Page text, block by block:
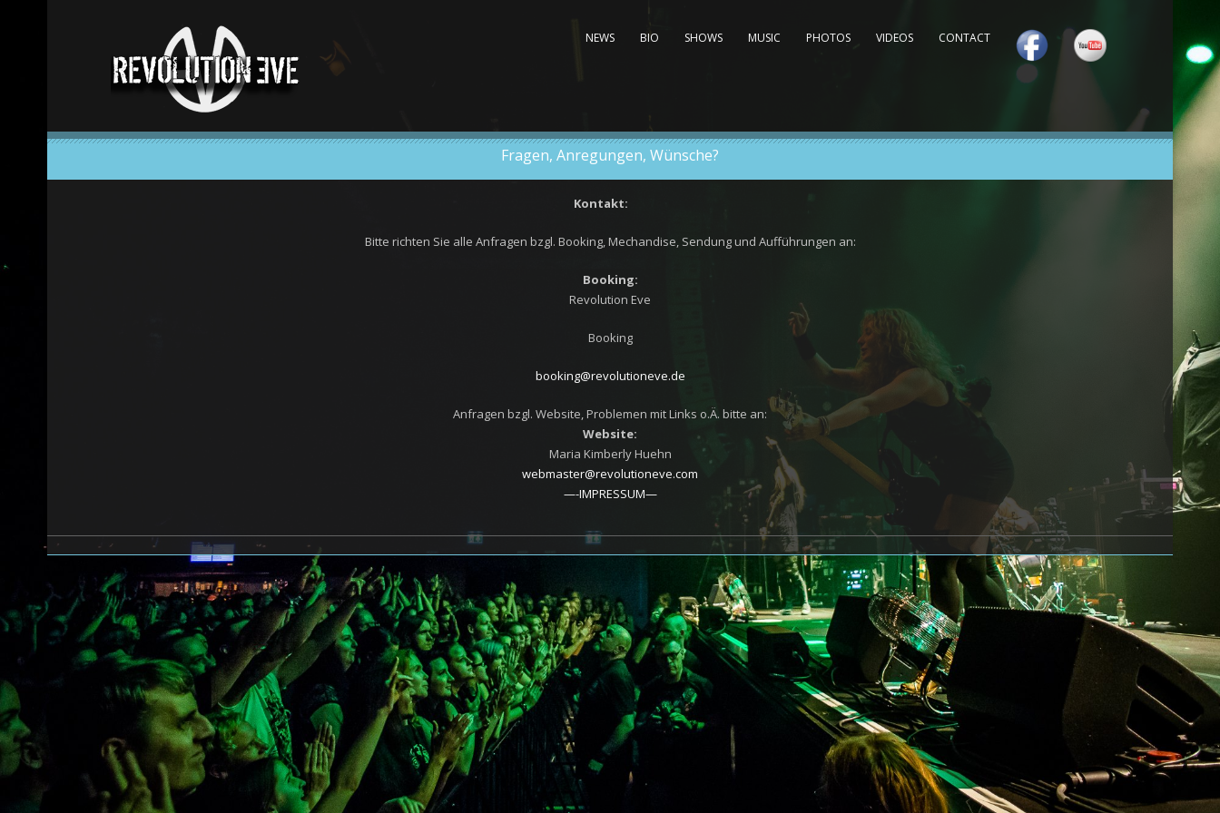
NEWS BIO SHOWS MUSIC PHOTOS VIDEOS CONTACT
Fragen, Anregungen, Wünsche?
Kontakt:
Bitte richten Sie alle Anfragen bzgl. Booking, Mechandise, Sendung und Aufführungen an:
Booking:
Revolution Eve
Booking
booking@revolutioneve.de
Anfragen bzgl. Website, Problemen mit Links o.Ä. bitte an:
Website:
Maria Kimberly Huehn
webmaster@revolutioneve.com
—-IMPRESSUM—